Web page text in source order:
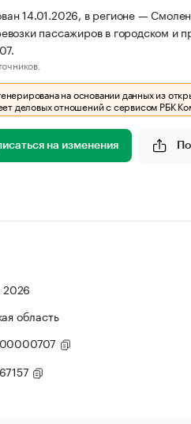
14.01.2026, в регионе —
пассажиров в городском
на основании данных из
деловых отношений с сервисом РБК
на изменения
2026
область